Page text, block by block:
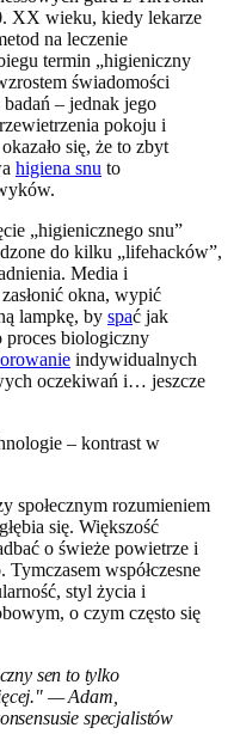
XX wieku, kiedy lekarze
na leczenie
termin „higieniczny
świadomości
– jednak jego
pokoju i
się, że to zbyt
higiena snu to
„higienicznego snu”
do kilku „lifehacków”,
Media i
okna, wypić
lampkę, by spać jak
proces biologiczny
indywidualnych
oczekiwań i… jeszcze
społecznym rozumieniem
się. Większość
o świeże powietrze i
Tymczasem współczesne
styl życia i
o czym często się
sen to tylko
— Adam,
specjalistów